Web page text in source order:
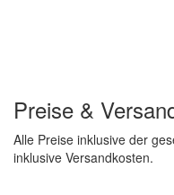
Preise &
Alle Preise inklusive der
inklusive Versandkosten.